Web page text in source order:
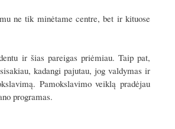
ne tik minėtame centre, bet ir kituose
ir šias pareigas priėmiau. Taip pat,
kadangi pajutau, jog valdymas ir
Pamokslavimo veiklą pradėjau
programas.